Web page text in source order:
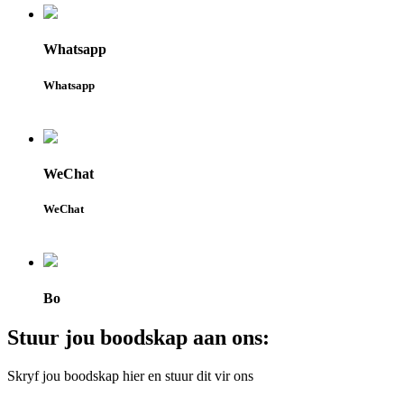
Whatsapp
Whatsapp
WeChat
WeChat
Bo
Stuur jou boodskap aan ons:
Skryf jou boodskap hier en stuur dit vir ons